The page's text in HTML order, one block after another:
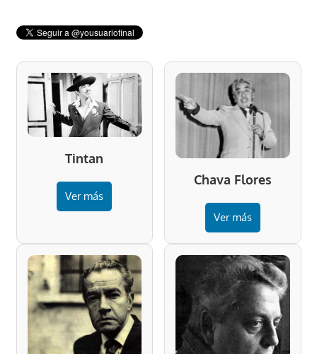
Tintan
Ver más
Chava Flores
Ver más